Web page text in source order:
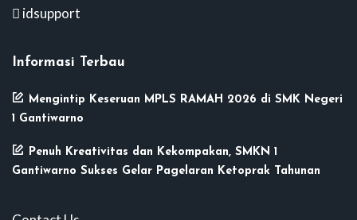
idsupport
Informasi Terbau
Mengintip Keseruan MPLS RAMAH 2026 di SMK Negeri
1 Gantiwarno
Penuh Kreativitas dan Kekompakan, SMKN 1
Gantiwarno Sukses Gelar Pagelaran Ketoprak Tahunan